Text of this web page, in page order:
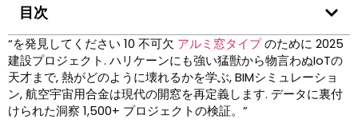
目次
“を発見してください 10 不可欠 アルミ窓タイプのために 2025
建設プロジェクト. ハリケーンにも強い猛獣から物言わぬIoTの
天才まで, 熱がどのように壊れるかを学ぶ, BIMシミュレーショ
ン, 航空宇宙用合金は現代の開窓を再定義します. データに裏付
けられた洞察 1,500+ プロジェクトの検証。”